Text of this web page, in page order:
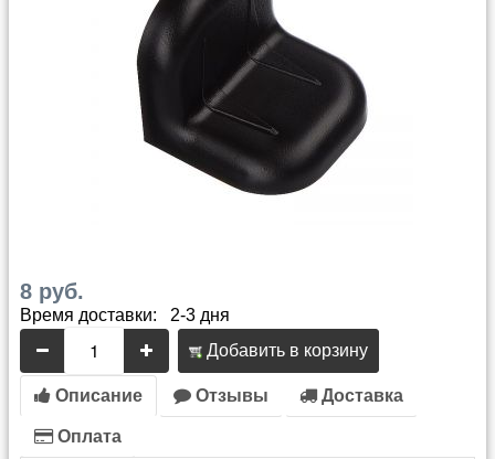
8 руб.
Время доставки: 2-3 дня
Добавить в корзину
Описание Отзывы Доставка
Оплата